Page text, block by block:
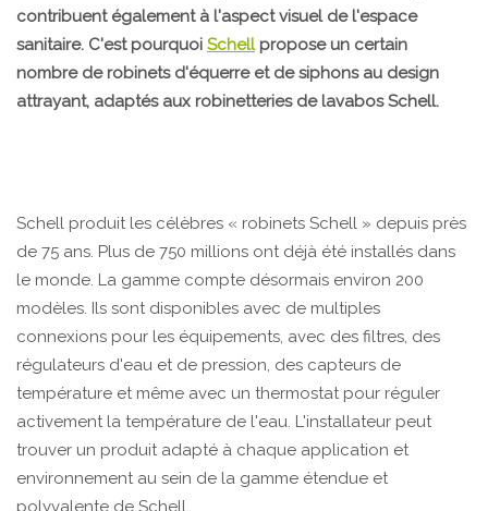
contribuent également à l'aspect visuel de l'espace
sanitaire. C'est pourquoi Schellpropose un certain
nombre de robinets d'équerre et de siphons au design
attrayant, adaptés aux robinetteries de lavabos Schell.
Schell produit les célèbres « robinets Schell » depuis près
de 75 ans. Plus de 750 millions ont déjà été installés dans
le monde. La gamme compte désormais environ 200
modèles. Ils sont disponibles avec de multiples
connexions pour les équipements, avec des filtres, des
régulateurs d'eau et de pression, des capteurs de
température et même avec un thermostat pour réguler
activement la température de l'eau. L'installateur peut
trouver un produit adapté à chaque application et
environnement au sein de la gamme étendue et
polyvalente de Schell.